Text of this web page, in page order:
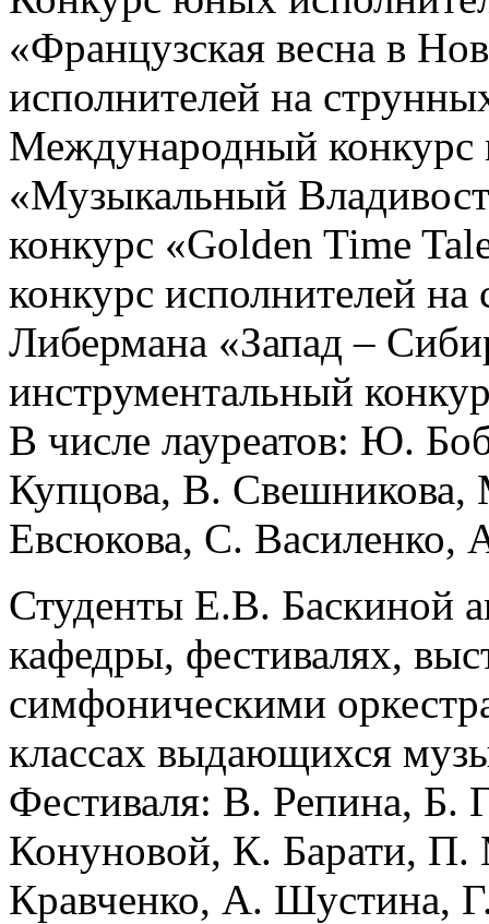
«Французская весна в
исполнителей на
Международный конкурс
«Музыкальный
конкурс «Golden Time
конкурс исполнителей
Либермана «Запад –
инструментальный
В числе лауреатов: Ю.
Купцова, В.
Евсюкова, С.
Студенты Е.В. Баскиной
кафедры, фестивалях,
симфоническими
классах выдающихся
Фестиваля: В. Репина, Б.
Конуновой, К. Барати,
Кравченко, А. Шустина,